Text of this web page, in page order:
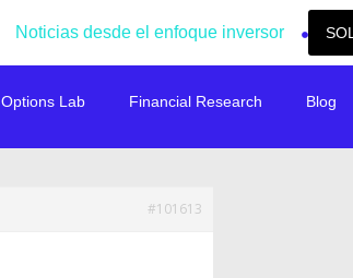
Noticias desde el enfoque inversor
Options Lab Financial Research Blog
#101613